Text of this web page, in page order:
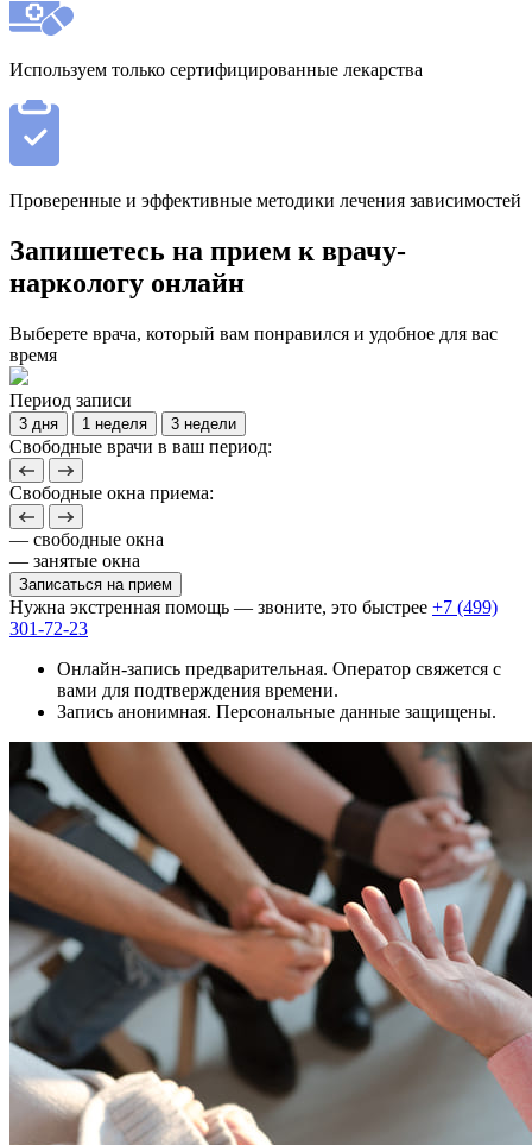
Используем только сертифицированные лекарства
Проверенные и эффективные методики лечения зависимостей
Запишетесь на прием к врачу-
наркологу онлайн
Выберете врача, который вам понравился и удобное для вас
время
Период записи
3 дня 1 неделя 3 недели
Свободные врачи в ваш период:
Свободные окна приема:
— свободные окна
— занятые окна
Записаться на прием
Нужна экстренная помощь — звоните, это быстрее +7 (499)
301-72-23
Онлайн-запись предварительная. Оператор свяжется с
вами для подтверждения времени.
Запись анонимная. Персональные данные защищены.